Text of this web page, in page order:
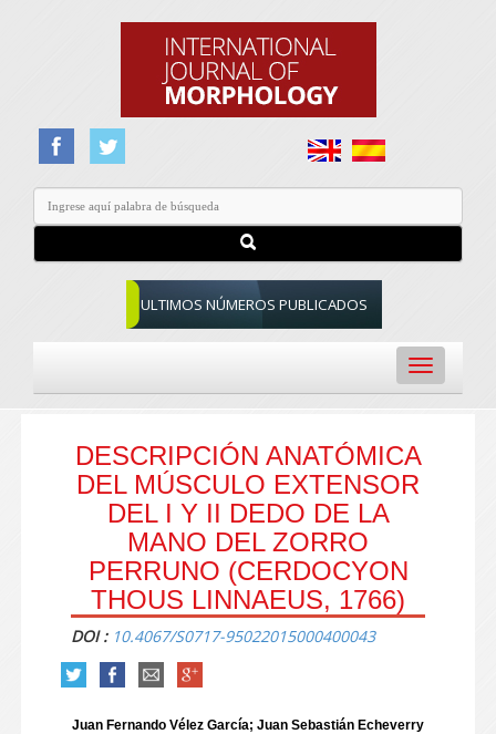
ULTIMOS NÚMEROS PUBLICADOS
Toggle
navigation
DESCRIPCIÓN ANATÓMICA
DEL MÚSCULO EXTENSOR
DEL I Y II DEDO DE LA
MANO DEL ZORRO
PERRUNO (CERDOCYON
THOUS LINNAEUS, 1766)
DOI : 10.4067/S0717-95022015000400043
Juan Fernando Vélez García; Juan Sebastián Echeverry